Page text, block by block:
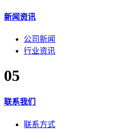
新闻资讯
公司新闻
行业资讯
05
联系我们
联系方式